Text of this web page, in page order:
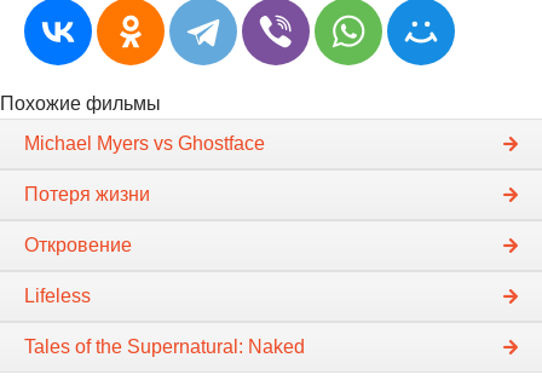
Похожие фильмы
Michael Myers vs Ghostface
Потеря жизни
Откровение
Lifeless
Tales of the Supernatural: Naked